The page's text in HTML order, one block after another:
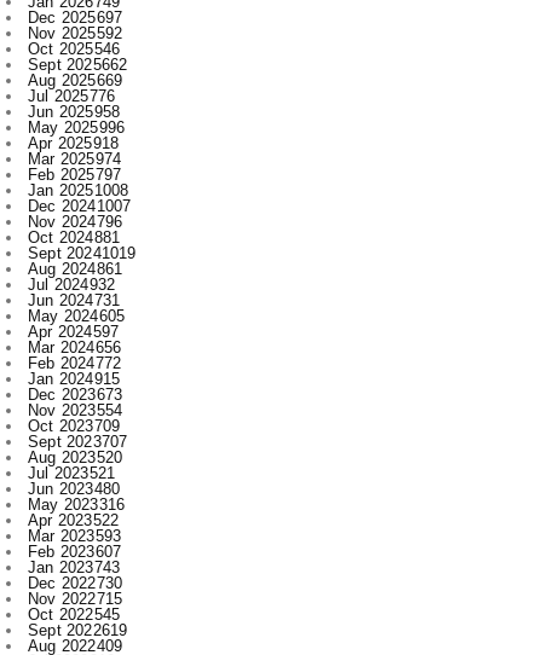
Aug 2025669
Jul 2025776
Jun 2025958
May 2025996
Apr 2025918
Mar 2025974
Feb 2025797
Jan 20251008
Dec 20241007
Nov 2024796
Oct 2024881
Sept 20241019
Aug 2024861
Jul 2024932
Jun 2024731
May 2024605
Apr 2024597
Mar 2024656
Feb 2024772
Jan 2024915
Dec 2023673
Nov 2023554
Oct 2023709
Sept 2023707
Aug 2023520
Jul 2023521
Jun 2023480
May 2023316
Apr 2023522
Mar 2023593
Feb 2023607
Jan 2023743
Dec 2022730
Nov 2022715
Oct 2022545
Sept 2022619
Aug 2022409
Jul 2022312
Jun 2022467
May 2022289
Apr 2022197